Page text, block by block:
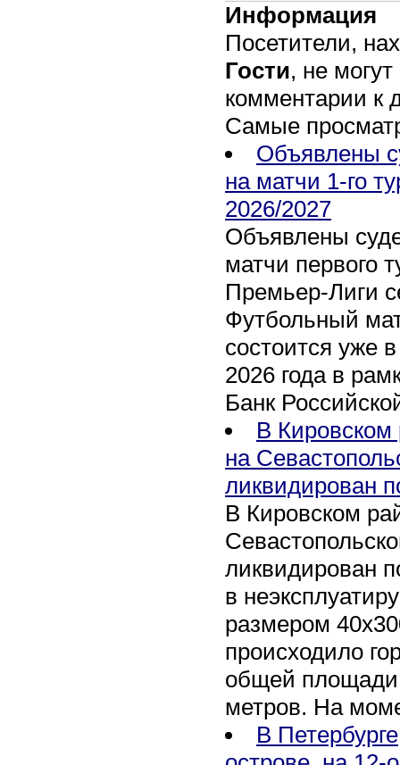
Информация
Посетители,
Гости, не
комментарии к
Самые
Объявлены
на матчи 1-го
2026/2027
Объявлены
матчи первого
Премьер-Лиги
Футбольный
состоится уже
2026 года в
Банк
В Кировском
на
ликвидирован
В Кировском
ликвидирован
в
размером
происходило
общей площади
метров. На
В